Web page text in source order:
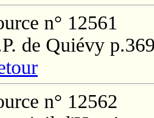
n° 12561
de Quiévy
n° 12562